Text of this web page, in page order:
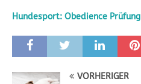
Hundesport: Obedience Prüfung
VORHERIGER